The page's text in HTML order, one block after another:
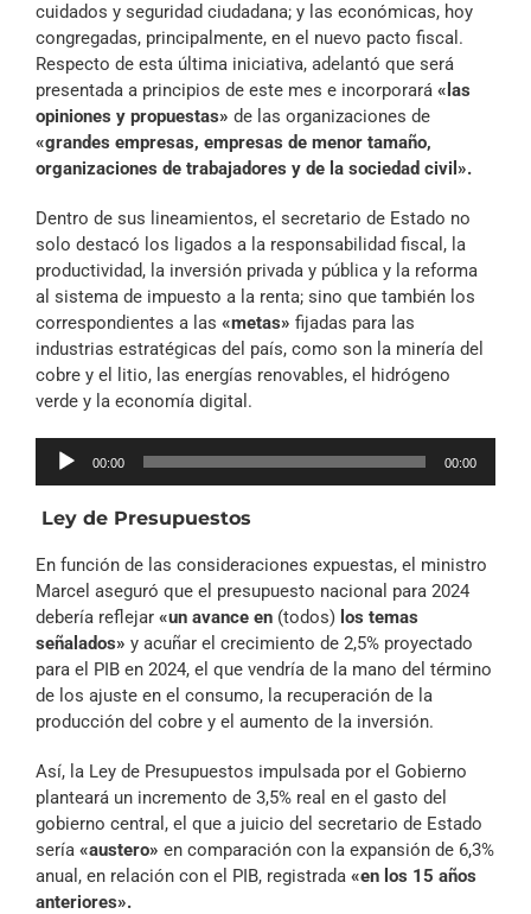
cuidados y seguridad ciudadana; y las económicas, hoy
congregadas, principalmente, en el nuevo pacto fiscal.
Respecto de esta última iniciativa, adelantó que será
presentada a principios de este mes e incorporará «las
opiniones y propuestas» de las organizaciones de
«grandes empresas, empresas de menor tamaño,
organizaciones de trabajadores y de la sociedad civil».
Dentro de sus lineamientos, el secretario de Estado no
solo destacó los ligados a la responsabilidad fiscal, la
productividad, la inversión privada y pública y la reforma
al sistema de impuesto a la renta; sino que también los
correspondientes a las «metas» fijadas para las
industrias estratégicas del país, como son la minería del
cobre y el litio, las energías renovables, el hidrógeno
verde y la economía digital.
Reproductor
00:00 00:00
Ley de Presupuestos
En función de las consideraciones expuestas, el ministro
Marcel aseguró que el presupuesto nacional para 2024
debería reflejar «un avance en (todos) los temas
señalados» y acuñar el crecimiento de 2,5% proyectado
para el PIB en 2024, el que vendría de la mano del término
de los ajuste en el consumo, la recuperación de la
producción del cobre y el aumento de la inversión.
Así, la Ley de Presupuestos impulsada por el Gobierno
planteará un incremento de 3,5% real en el gasto del
gobierno central, el que a juicio del secretario de Estado
sería «austero» en comparación con la expansión de 6,3%
anual, en relación con el PIB, registrada «en los 15 años
anteriores».